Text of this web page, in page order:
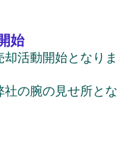
始
活動開始となりま
社の腕の見せ所とな